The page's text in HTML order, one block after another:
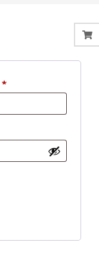
*Richiesto